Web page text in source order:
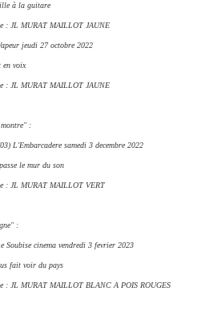
à la guitare
: JL MURAT MAILLOT JAUNE
jeudi 27 octobre 2022
en voix
: JL MURAT MAILLOT JAUNE
:
L'Embarcadere samedi 3 decembre 2022
le mur du son
: JL MURAT MAILLOT VERT
:
Soubise cinema vendredi 3 fevrier 2023
fait voir du pays
: JL MURAT MAILLOT BLANC A POIS ROUGES